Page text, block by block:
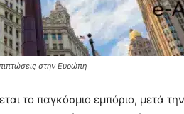
στην Ευρώπη
το παγκόσμιο εμπόριο, μετά